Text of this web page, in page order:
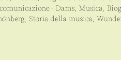
- Dams, Musica,
, Storia della musica,